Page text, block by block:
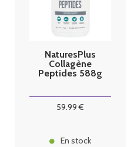
NaturesPlus
Collagène
Peptides 588g
59.99 €
En stock